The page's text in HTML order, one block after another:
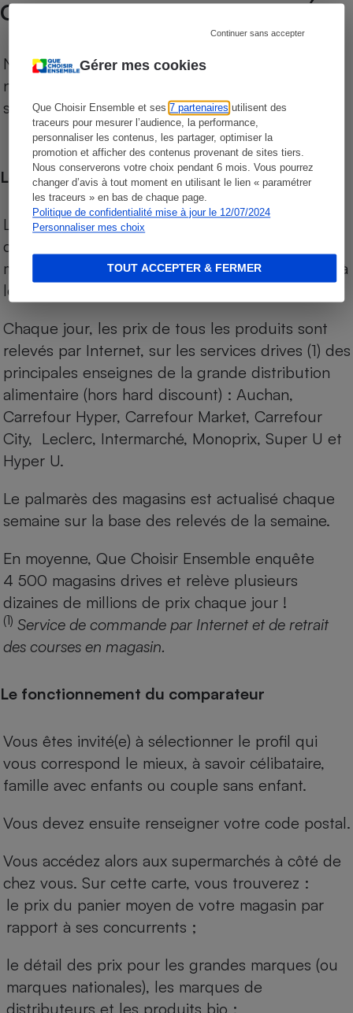
Gérer mes cookies
Que Choisir Ensemble et ses7 partenaires utilisent des
traceurs pour mesurer l’audience, la performance,
personnaliser les contenus, les partager, optimiser la
promotion et afficher des contenus provenant de sites tiers.
Nous conserverons votre choix pendant 6 mois. Vous pourrez
changer d’avis à tout moment en utilisant le lien « paramétrer
les traceurs » en bas de chaque page.
Politique de confidentialité mise à jour le 12/07/2024
Personnaliser mes choix
Continuer sans accepter
TOUT ACCEPTER & FERMER
COMPARATEUR SUPERMARCHÉS
Notre comparateur de supermarchés propose le
niveau de prix des supermarchés, géolocalisés
sur le territoire français.
Les comparaisons de prix
Les comparaisons sont réalisées sur l’ensemble
des produits des magasins. Les produits de
marques de distributeurs (MDD) sont comparés à
leurs équivalents chez leurs concurrents.
Chaque jour, les prix de tous les produits sont
relevés par Internet, sur les services drives (1) des
principales enseignes de la grande distribution
alimentaire (hors hard discount) : Auchan,
Carrefour Hyper, Carrefour Market, Carrefour
City, Leclerc, Intermarché, Monoprix, Super U et
Hyper U.
Le palmarès des magasins est actualisé chaque
semaine sur la base des relevés de la semaine.
En moyenne, Que Choisir Ensemble enquête
4 500 magasins drives et relève plusieurs
dizaines de millions de prix chaque jour !
(1) Service de commande par Internet et de retrait
des courses en magasin.
Le fonctionnement du comparateur
Vous êtes invité(e) à sélectionner le profil qui
vous correspond le mieux, à savoir célibataire,
famille avec enfants ou couple sans enfant.
Vous devez ensuite renseigner votre code postal.
Vous accédez alors aux supermarchés à côté de
chez vous. Sur cette carte, vous trouverez :
le prix du panier moyen de votre magasin par
rapport à ses concurrents ;
le détail des prix pour les grandes marques (ou
marques nationales), les marques de
distributeurs et les produits bio ;